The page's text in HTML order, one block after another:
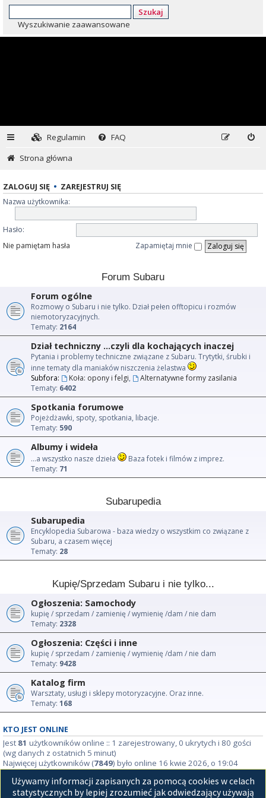
Szukaj
Wyszukiwanie zaawansowane
Regulamin
FAQ
Strona główna
ZALOGUJ SIĘ • ZAREJESTRUJ SIĘ
Nazwa użytkownika:
Hasło:
Nie pamiętam hasła
Zapamiętaj mnie
Forum Subaru
Forum ogólne
Rozmowy o Subaru i nie tylko. Dział pełen offtopicu i rozmów
niemotoryzacyjnych.
Tematy: 2164
Dział techniczny ...czyli dla kochających inaczej
Pytania i problemy techniczne związane z Subaru. Trytytki, śrubki i
inne tematy dla maniaków niszczenia żelastwa
Subfora:
Koła: opony i felgi,
Alternatywne formy zasilania
Tematy: 6402
Spotkania forumowe
Pojeżdżawki, spoty, spotkania, libacje.
Tematy: 590
Albumy i wideła
...a wszystko nasze dzieła
Baza fotek i filmów z imprez.
Tematy: 71
Subarupedia
Subarupedia
Encyklopedia Subarowa - baza wiedzy o wszystkim co związane z
Subaru, a czasem więcej
Tematy: 28
Kupię/Sprzedam Subaru i nie tylko...
Ogłoszenia: Samochody
kupię / sprzedam / zamienię / wymienię /dam / nie dam
Tematy: 2328
Ogłoszenia: Części i inne
kupię / sprzedam / zamienię / wymienię /dam / nie dam
Tematy: 9428
Katalog firm
Warsztaty, usługi i sklepy motoryzacyjne. Oraz inne.
Tematy: 168
KTO JEST ONLINE
Jest 81 użytkowników online :: 1 zarejestrowany, 0 ukrytych i 80 gości
(wg danych z ostatnich 5 minut)
Najwięcej użytkowników (7849) było online 16 kwie 2026, o 19:04
STATYSTYKI
Używamy informacji zapisanych za pomocą cookies w celach
statystycznych by lepiej zrozumieć jak odwiedzający używają